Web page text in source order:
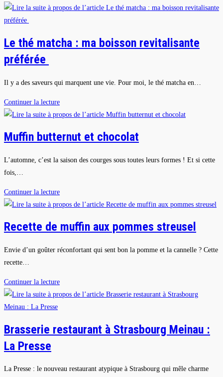
de
:
Ostwald
Le thé matcha : ma boisson revitalisante
préférée
Il y a des saveurs qui marquent une vie. Pour moi, le thé matcha en…
Continuer la lectureLe
thé
:
boisson
Muffin butternut et chocolat
L’automne, c’est la saison des courges sous toutes leurs formes ! Et si cette
fois,…
Continuer la lectureMuffin
butternut
chocolat
Recette de muffin aux pommes streusel
Envie d’un goûter réconfortant qui sent bon la pomme et la cannelle ? Cette
recette…
Continuer la lectureRecette
de
pommes
Brasserie restaurant à Strasbourg Meinau :
La Presse
La Presse : le nouveau restaurant atypique à Strasbourg qui mêle charme